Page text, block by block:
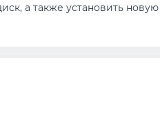
а также установить